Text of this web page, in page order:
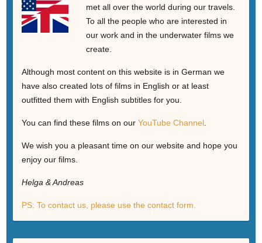
met all over the world during our travels.
To all the people who are interested in
our work and in the underwater films we
create.
Although most content on this website is in German we
have also created lots of films in English or at least
outfitted them with English subtitles for you.
You can find these films on our YouTube Channel.
We wish you a pleasant time on our website and hope you
enjoy our films.
Helga & Andreas
PS: To contact us, please use the contact form.